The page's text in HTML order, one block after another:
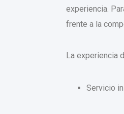
experiencia.
frente a la
La experiencia
Servicio